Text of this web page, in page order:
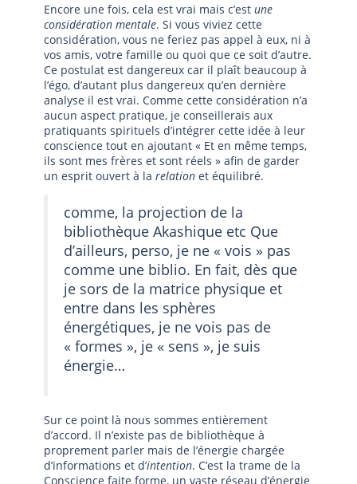
Encore une fois, cela est vrai mais c’est une
considération mentale. Si vous viviez cette
considération, vous ne feriez pas appel à eux, ni à
vos amis, votre famille ou quoi que ce soit d’autre.
Ce postulat est dangereux car il plaît beaucoup à
l’égo, d’autant plus dangereux qu’en dernière
analyse il est vrai. Comme cette considération n’a
aucun aspect pratique, je conseillerais aux
pratiquants spirituels d’intégrer cette idée à leur
conscience tout en ajoutant « Et en même temps,
ils sont mes frères et sont réels » afin de garder
un esprit ouvert à la relation et équilibré.
comme, la projection de la
bibliothèque Akashique etc Que
d’ailleurs, perso, je ne « vois » pas
comme une biblio. En fait, dès que
je sors de la matrice physique et
entre dans les sphères
énergétiques, je ne vois pas de
« formes », je « sens », je suis
énergie…
Sur ce point là nous sommes entièrement
d’accord. Il n’existe pas de bibliothèque à
proprement parler mais de l’énergie chargée
d’informations et d’intention. C’est la trame de la
Conscience faite forme, un vaste réseau d’énergie